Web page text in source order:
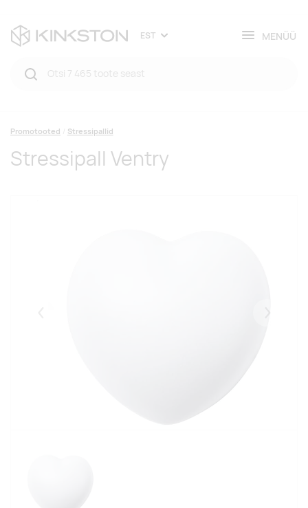
EST MENÜÜ
Promotooted Stressipallid
Stressipall Ventry